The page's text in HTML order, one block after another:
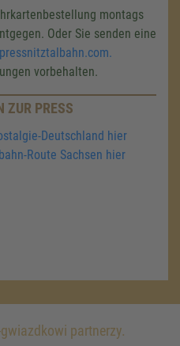
montags
Oder Sie senden eine
vorbehalten.
ZUR PRESS
Deutschland hier
Route Sachsen hier
partnerzy.